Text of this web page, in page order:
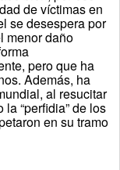
de víctimas en
se desespera por
menor daño
pero que ha
Además, ha
al resucitar
“perfidia” de los
en su tramo